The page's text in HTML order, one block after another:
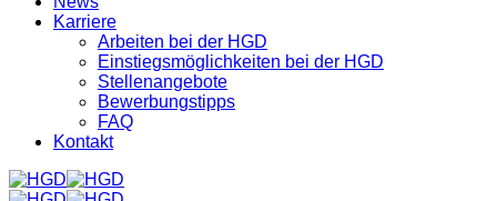
Karriere
Arbeiten bei der HGD
Einstiegsmöglichkeiten bei der HGD
Stellenangebote
Bewerbungstipps
FAQ
Kontakt